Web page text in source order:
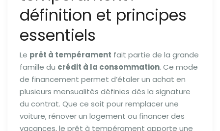
définition et principes
essentiels
Le prêt à tempérament fait partie de la grande
famille du crédit à la consommation. Ce mode
de financement permet d’étaler un achat en
plusieurs mensualités définies dès la signature
du contrat. Que ce soit pour remplacer une
voiture, rénover un logement ou financer des
vacances, le prêt à tempérament apporte une